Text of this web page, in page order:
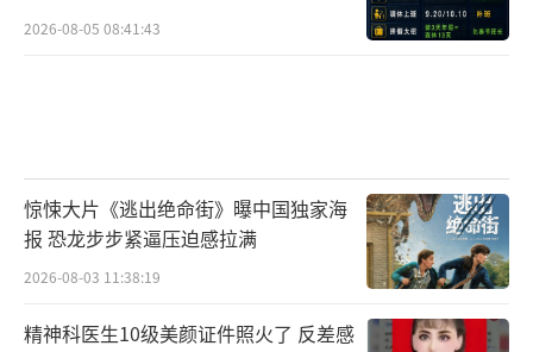
2026-08-05 08:41:43
惊悚大片《逃出绝命街》曝中国独家海
报 恐龙步步紧逼压迫感拉满
2026-08-03 11:38:19
精神科医生10级美颜证件照火了 反差感